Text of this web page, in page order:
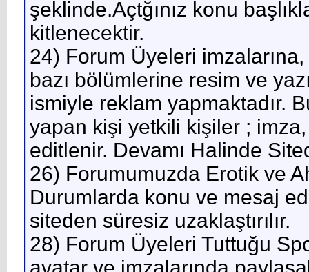
şeklinde.Açtğınız konu
kitlenecektir.
24) Forum Üyeleri
bazı bölümlerine resim ve
ismiyle reklam yapmaktadır.
yapan kişi yetkili kişiler ;
editlenir. Devamı Halinde
26) Forumumuzda Erotik ve
Durumlarda konu ve mesaj
siteden süresiz uzaklaştırılır.
28) Forum Üyeleri Tuttuğu